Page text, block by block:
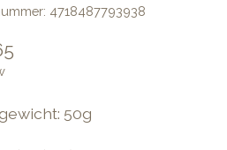
4718487793938
50g